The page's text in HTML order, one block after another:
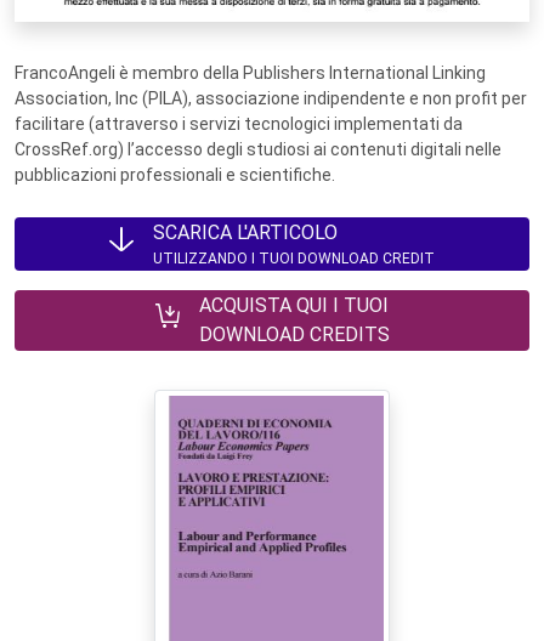
FrancoAngeli è membro della Publishers International Linking
Association, Inc (PILA), associazione indipendente e non profit per
facilitare (attraverso i servizi tecnologici implementati da
CrossRef.org) l’accesso degli studiosi ai contenuti digitali nelle
pubblicazioni professionali e scientifiche.
SCARICA L'ARTICOLO
UTILIZZANDO I TUOI DOWNLOAD CREDIT
ACQUISTA QUI I TUOI
DOWNLOAD CREDITS